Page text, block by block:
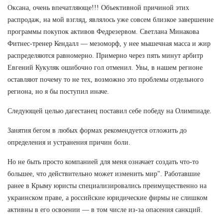
Оксана, очень впечатляюще!!! Объективной причиной этих
распродаж, на мой взгляд, являлось уже совсем близкое завершение
программы покупок активов Федрезервом. Светлана Минакова
Фитнес-тренер Кендалл — мезоморф, у нее мышечная масса и жир
распределяются равномерно. Примерно через пять минут арбитр
Евгений Кукуляк ошибочно гол отменил. Увы, в нашем регионе
оставляют почему то не тех, возможно это проблемы отдельного
региона, но я бы поступил иначе.
Следующей целью дагестанец поставил себе победу на Олимпиаде.
Занятия бегом в любых формах рекомендуется отложить до
определения и устранения причин боли.
Но не быть просто компанией для меня означает создать что-то
большее, что действительно может изменить мир". Работавшие
ранее в Крыму юристы специализировались преимущественно на
украинском праве, а российские юридические фирмы не слишком
активны в его освоении — в том числе из-за опасения санкций.